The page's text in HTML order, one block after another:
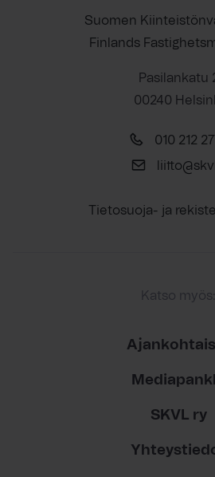
Suomen
Finlands
Pasilankatu
00240
010 212
Tietosuoja- ja
Katso myös:
SKVL ry